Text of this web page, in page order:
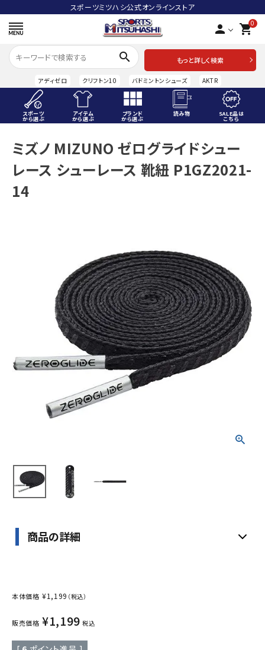
スポーツミツハシ公式オンラインストア
person 0
shopping_cart
search
もっと詳しく検索
アディゼロ クリフトン10 バドミントンシューズ AKTR
スポーツ
から選ぶ
アイテム
から選ぶ
ブランド
から選ぶ
読み物 SALE品は
こちら
ACCOUNT MENU
ようこそ ゲスト 様
meeting_room ログイン
ブランドから選ぶ
SALE品はこちら
INFORMATIOM
ご利用ガイド
メルマガ登録
ミズノ MIZUNO ゼログライドシュー
レース シューレース 靴紐 P1GZ2021-
14
商品の詳細
本体価格 ¥1,199 （税込）
販売価格 ¥1,199 税込